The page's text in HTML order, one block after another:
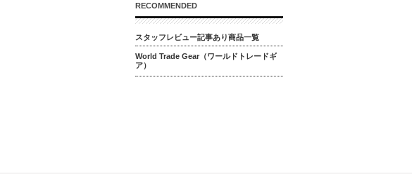
RECOMMENDED
スタッフレビュー記事あり商品一覧
World Trade Gear（ワールドトレードギ
ア）